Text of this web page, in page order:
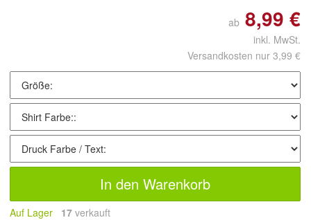
ab 8,99 €
inkl. MwSt.
Versandkosten nur 3,99 €
In den Warenkorb
Auf Lager 17 verkauft